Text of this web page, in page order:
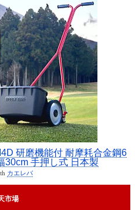
研磨機能付 耐摩耗合金鋼6
30cm 手押し式 日本製
カエレバ
市場